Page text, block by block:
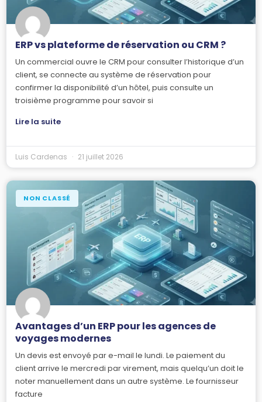
ERP vs plateforme de réservation ou CRM ?
Un commercial ouvre le CRM pour consulter l’historique d’un
client, se connecte au système de réservation pour
confirmer la disponibilité d’un hôtel, puis consulte un
troisième programme pour savoir si
Lire la suite
Luis Cardenas 21 juillet 2026
NON CLASSÉ
Avantages d’un ERP pour les agences de
voyages modernes
Un devis est envoyé par e-mail le lundi. Le paiement du
client arrive le mercredi par virement, mais quelqu’un doit le
noter manuellement dans un autre système. Le fournisseur
facture